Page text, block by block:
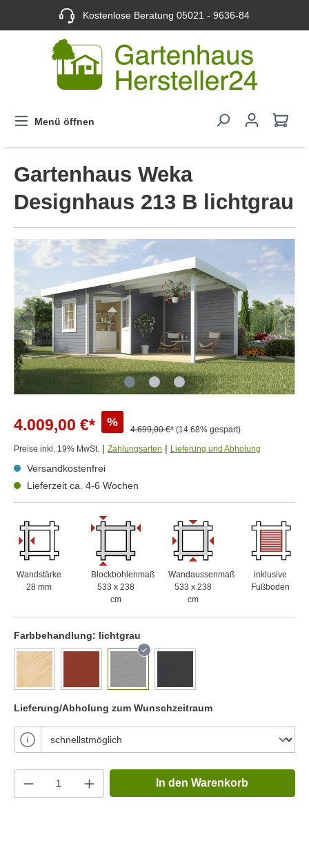
Kostenlose Beratung05021 - 9636-84
Menü öffnen
Gartenhaus Weka
Designhaus 213 B lichtgrau
4.009,00 €* %
4.699,00 €* (14.68% gespart)
Preise inkl. 19% MwSt. | Zahlungsarten | Lieferung und Abholung
Versandkostenfrei
Lieferzeit ca. 4-6 Wochen
Wandstärke
28 mm
Blockbohlenmaß
533 x 238
cm
Wandaussenmaß
533 x 238
cm
inklusive
Fußboden
Farbbehandlung: lichtgrau
Lieferung/Abholung zum Wunschzeitraum
In den Warenkorb